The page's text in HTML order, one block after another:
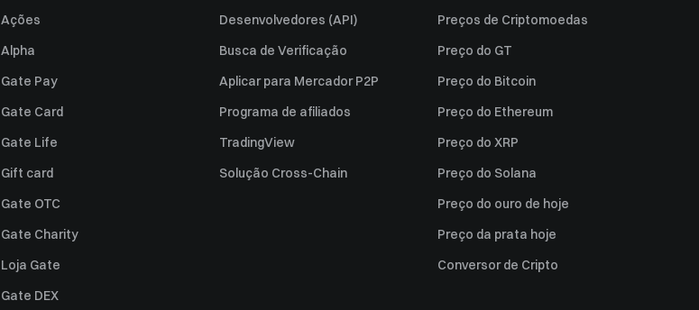
Ações
Alpha
Gate Pay
Gate Card
Gate Life
Gift card
Gate OTC
Gate Charity
Loja Gate
Gate DEX
Desenvolvedores (API)
Busca de Verificação
Aplicar para Mercador P2P
Programa de afiliados
TradingView
Solução Cross-Chain
Preços de Criptomoedas
Preço do GT
Preço do Bitcoin
Preço do Ethereum
Preço do XRP
Preço do Solana
Preço do ouro de hoje
Preço da prata hoje
Conversor de Cripto